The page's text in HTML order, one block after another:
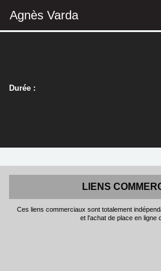
Agnès Varda
Durée :
LIENS
Ces liens commerciaux sont totalement
et l'achat de place en ligne